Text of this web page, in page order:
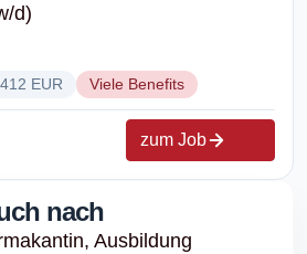
d)
EUR Viele Benefits
zum Job
nach
Ausbildung